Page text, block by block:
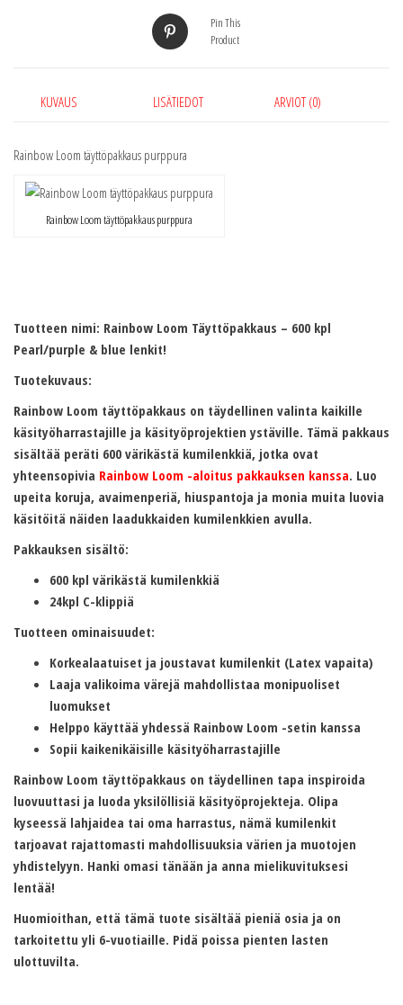
Pin This
Product
KUVAUS LISÄTIEDOT ARVIOT (0)
Rainbow Loom täyttöpakkaus purppura
Rainbow Loom täyttöpakkaus purppura
Tuotteen nimi: Rainbow Loom Täyttöpakkaus – 600 kpl
Pearl/purple & blue lenkit!
Tuotekuvaus:
Rainbow Loom täyttöpakkaus on täydellinen valinta kaikille
käsityöharrastajille ja käsityöprojektien ystäville. Tämä pakkaus
sisältää peräti 600 värikästä kumilenkkiä, jotka ovat
yhteensopivia Rainbow Loom -aloitus pakkauksen kanssa. Luo
upeita koruja, avaimenperiä, hiuspantoja ja monia muita luovia
käsitöitä näiden laadukkaiden kumilenkkien avulla.
Pakkauksen sisältö:
600 kpl värikästä kumilenkkiä
24kpl C-klippiä
Tuotteen ominaisuudet:
Korkealaatuiset ja joustavat kumilenkit (Latex vapaita)
Laaja valikoima värejä mahdollistaa monipuoliset
luomukset
Helppo käyttää yhdessä Rainbow Loom -setin kanssa
Sopii kaikenikäisille käsityöharrastajille
Rainbow Loom täyttöpakkaus on täydellinen tapa inspiroida
luovuuttasi ja luoda yksilöllisiä käsityöprojekteja. Olipa
kyseessä lahjaidea tai oma harrastus, nämä kumilenkit
tarjoavat rajattomasti mahdollisuuksia värien ja muotojen
yhdistelyyn. Hanki omasi tänään ja anna mielikuvituksesi
lentää!
Huomioithan, että tämä tuote sisältää pieniä osia ja on
tarkoitettu yli 6-vuotiaille. Pidä poissa pienten lasten
ulottuvilta.